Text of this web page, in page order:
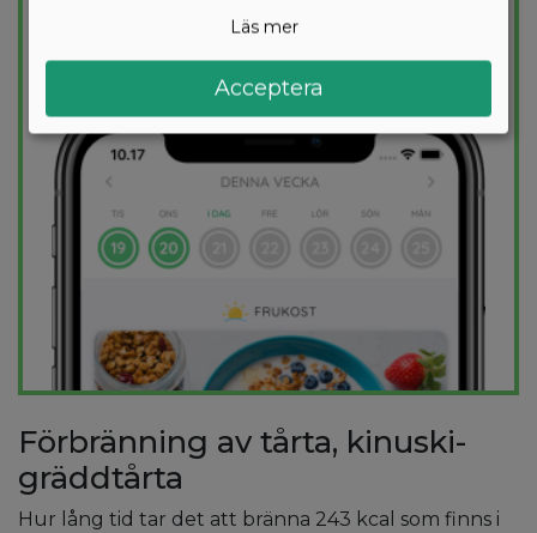
PROVAGRATIS
Förbränning av tårta, kinuski-
gräddtårta
Hur lång tid tar det att bränna 243 kcal som finns i
Läs mer
Acceptera